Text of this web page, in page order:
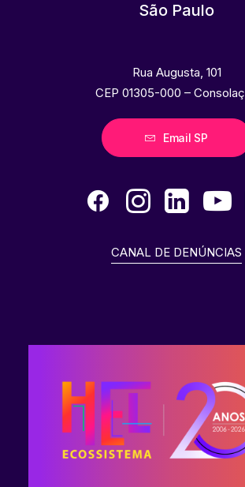
São Paulo
Rua Augusta, 101
CEP 01305-000 –
Email SP
CANAL DE DENÚNCIAS